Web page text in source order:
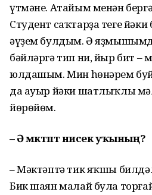
үтмәне. Атайым менән
Студент саҡтарҙа теге
әүҙем булдым. Ә
бәйләргә тип ни, йыр бит –
юлдашым. Мин һөнәрем
да ауыр йәки шатлыҡлы
йөрөйөм.
– Ә мәктәптә нисек уҡының?
– Мәктәптә тик яҡшы
Бик шаян малай була